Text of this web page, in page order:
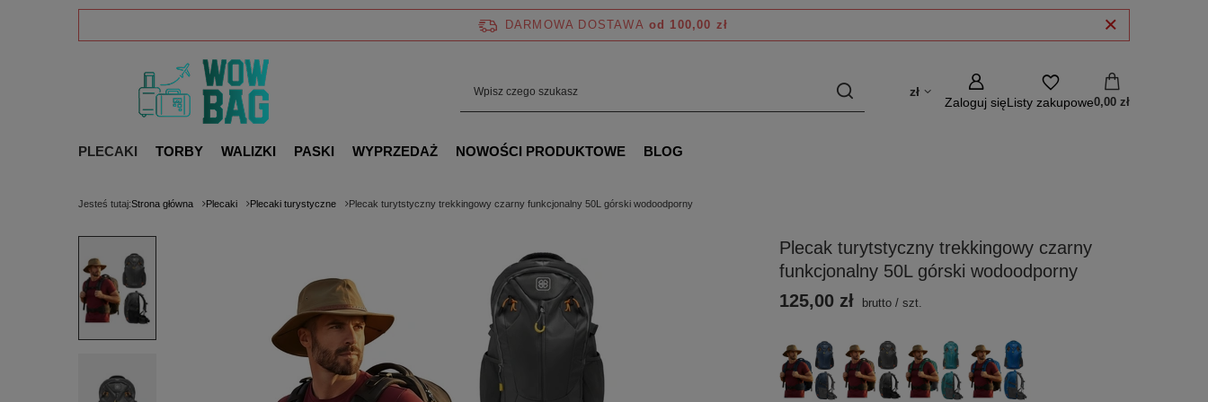
DARMOWA DOSTAWA od 100,00 zł
zł
Zaloguj sięListy zakupowe0,00 zł
PLECAKI TORBY WALIZKI PASKI WYPRZEDAŻ NOWOŚCI PRODUKTOWE BLOG
Jesteś tutaj:Strona główna Plecaki Plecaki turystyczne Plecak turytstyczny trekkingowy czarny funkcjonalny 50L górski wodoodporny
Plecak turytstyczny trekkingowy czarny
funkcjonalny 50L górski wodoodporny
125,00 zł
brutto /szt.